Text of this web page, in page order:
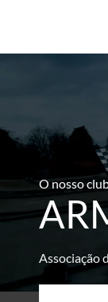
O nosso
Associação